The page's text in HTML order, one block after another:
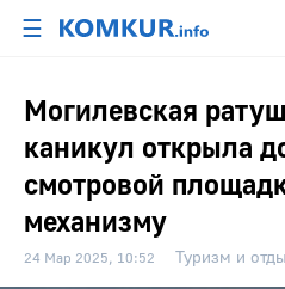
☰
Могилевская
каникул открыла
смотровой
механизму
24 Мар 2025, 10:52 Туризм и